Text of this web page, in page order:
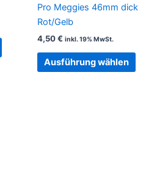
Optionen
auf
der
Produktseite
Pro Meggies 46mm dick
Rot/Gelb
4,50€ inkl. 19% MwSt.
Ausführung wählen der